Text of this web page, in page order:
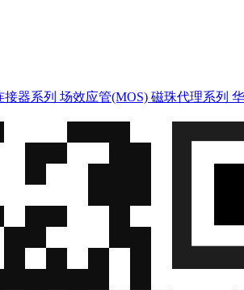
接器系列 场效应管(MOS) 磁珠代理系列